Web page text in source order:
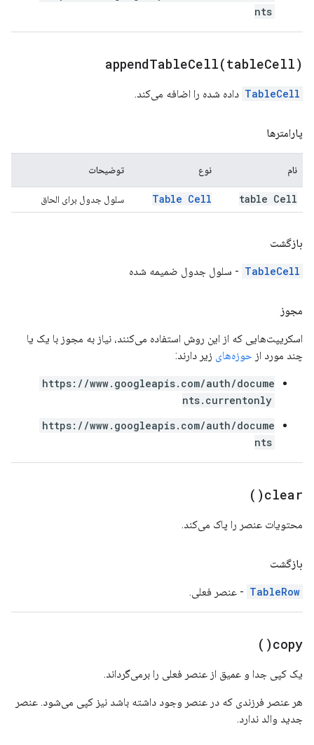
nts
appendTableCell(tableCell)
TableCell داده شده را اضافه می‌کند.
پارامترها
نام نوع توضیحات
table Cell
Table Cell سلول جدول برای الحاق
بازگشت
TableCell - سلول جدول ضمیمه شده
مجوز
اسکریپت‌هایی که از این روش استفاده می‌کنند، نیاز به مجوز با یک یا
چند مورد از حوزه‌های زیر دارند:
https://www.googleapis.com/auth/docume
nts.currentonly
https://www.googleapis.com/auth/docume
nts
clear(
)
محتویات عنصر را پاک می‌کند.
بازگشت
TableRow - عنصر فعلی.
copy(
)
یک کپی جدا و عمیق از عنصر فعلی را برمی‌گرداند.
هر عنصر فرزندی که در عنصر وجود داشته باشد نیز کپی می‌شود. عنصر
جدید والد ندارد.